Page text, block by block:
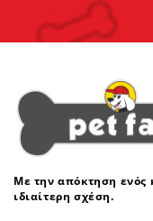
Με την απόκτηση ενός
ιδιαίτερη σχέση.